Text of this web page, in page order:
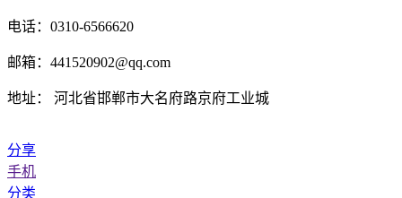
电话：0310-6566620
邮箱：441520902@qq.com
地址： 河北省邯郸市大名府路京府工业城
分享
手机
分类